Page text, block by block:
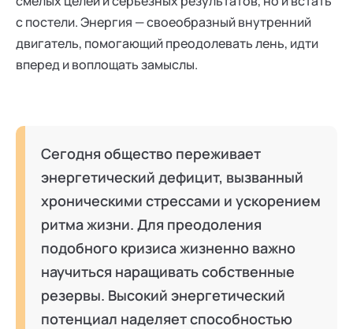
с постели. Энергия — своеобразный внутренний
двигатель, помогающий преодолевать лень, идти
вперед и воплощать замыслы.
Сегодня общество переживает
энергетический дефицит, вызванный
хроническими стрессами и ускорением
ритма жизни. Для преодоления
подобного кризиса жизненно важно
научиться наращивать собственные
резервы. Высокий энергетический
потенциал наделяет способностью